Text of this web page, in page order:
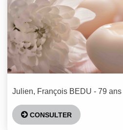
Julien, François BEDU - 79 ans
CONSULTER